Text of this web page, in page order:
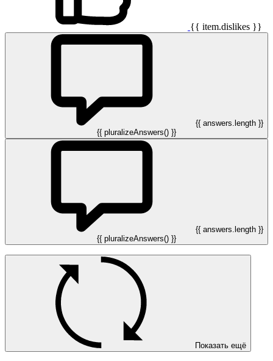
{{ item.dislikes }}
{{ answers.length }}
{{ pluralizeAnswers() }}
{{ answers.length }}
{{ pluralizeAnswers() }}
Показать ещё